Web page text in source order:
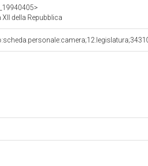
della Repubblica